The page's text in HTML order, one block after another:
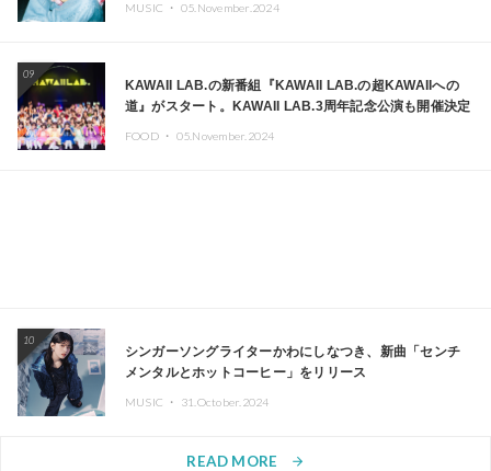
MUSIC ・ 05.November.2024
09
KAWAII LAB.の新番組『KAWAII LAB.の超KAWAIIへの
道』がスタート。KAWAII LAB.3周年記念公演も開催決定
FOOD ・ 05.November.2024
10
シンガーソングライターかわにしなつき、新曲「センチ
メンタルとホットコーヒー」をリリース
MUSIC ・ 31.October.2024
READ MORE arrow_forward